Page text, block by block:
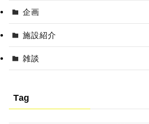
企画
施設紹介
雑談
Tag